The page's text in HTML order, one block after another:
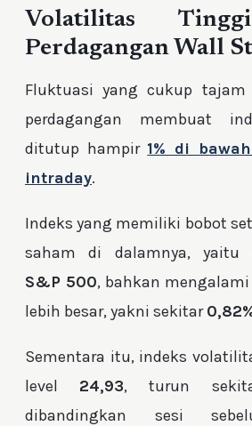
Volatilitas
Perdagangan Wall
Fluktuasi yang cukup
perdagangan membuat
ditutup hampir 1% di
intraday.
Indeks yang memiliki bobot
saham di dalamnya, yaitu
S&P 500, bahkan
lebih besar, yakni sekitar
Sementara itu, indeks
level 24,93, turun
dibandingkan sesi